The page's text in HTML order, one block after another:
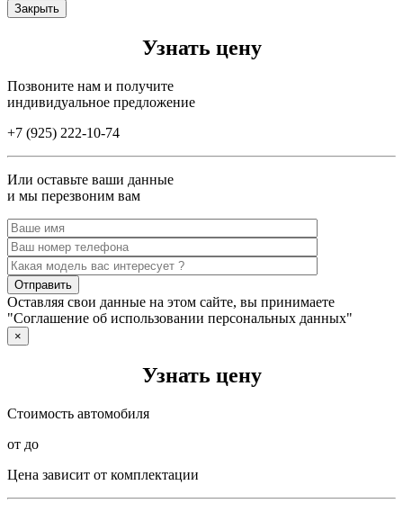
Закрыть
Узнать цену
Позвоните нам и получите
индивидуальное предложение
+7 (925) 222-10-74
Или оставьте ваши данные
и мы перезвоним вам
Оставляя свои данные на этом сайте, вы принимаете
"Соглашение об использовании персональных данных"
×
Узнать цену
Стоимость автомобиля
от до
Цена зависит от комплектации